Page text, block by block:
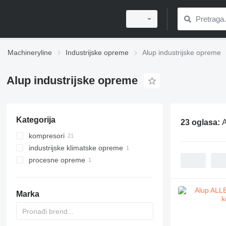
Machineryline Industrijske opreme Alup industrijske opreme
Alup industrijske opreme
Kategorija
kompresori
stacionarni kompresori
prenosivi kompresori
industrijske klimatske opreme
odvlaživači
procesne opreme
Marka
23 oglasa: